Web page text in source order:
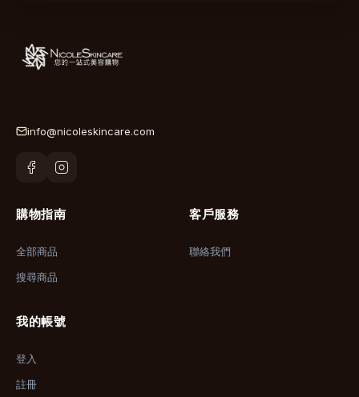
info@nicoleskincare.com
購物指南
全部商品
搜尋商品
客戶服務
聯絡我們
我的帳號
登入
註冊